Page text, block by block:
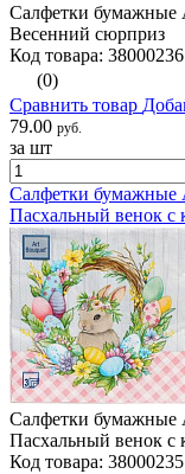
Салфетки бумажные
Весенний сюрприз
Код товара: 38000236
(0)
Сравнить товар
79.00 руб.
за шт
Салфетки бумажные
Пасхальный венок с
Салфетки бумажные
Пасхальный венок с
Код товара: 38000235